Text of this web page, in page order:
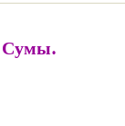
Сумы.